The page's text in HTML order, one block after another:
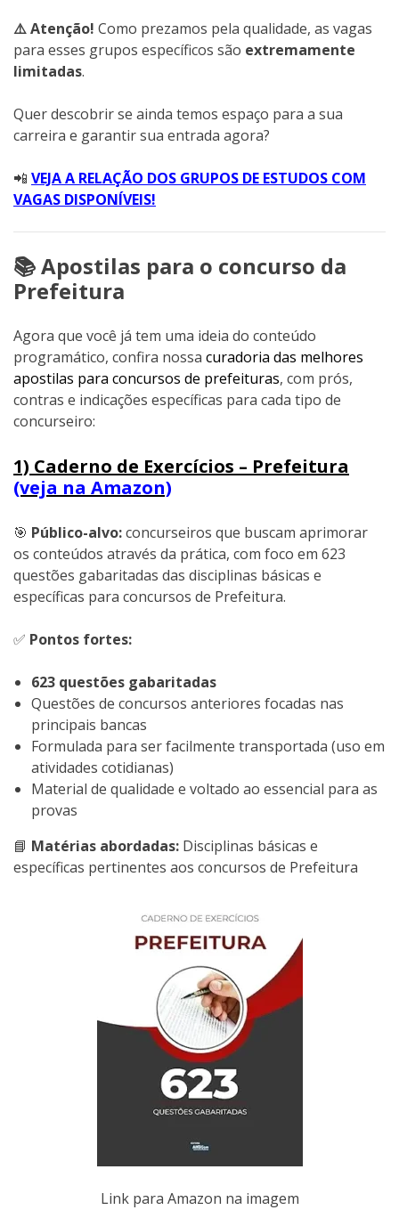
⚠️ Atenção! Como prezamos pela qualidade, as vagas
para esses grupos específicos são extremamente
limitadas.
Quer descobrir se ainda temos espaço para a sua
carreira e garantir sua entrada agora?
📲 VEJA A RELAÇÃO DOS GRUPOS DE ESTUDOS COM
VAGAS DISPONÍVEIS!
📚 Apostilas para o concurso da
Prefeitura
Agora que você já tem uma ideia do conteúdo
programático, confira nossa curadoria das melhores
apostilas para concursos de prefeituras, com prós,
contras e indicações específicas para cada tipo de
concurseiro:
1) Caderno de Exercícios – Prefeitura
(veja na Amazon)
🎯 Público-alvo:concurseiros que buscam aprimorar
os conteúdos através da prática, com foco em 623
questões gabaritadas das disciplinas básicas e
específicas para concursos de Prefeitura.
✅ Pontos fortes:
623 questões gabaritadas
Questões de concursos anteriores focadas nas
principais bancas
Formulada para ser facilmente transportada (uso em
atividades cotidianas)
Material de qualidade e voltado ao essencial para as
provas
📘 Matérias abordadas: Disciplinas básicas e
específicas pertinentes aos concursos de Prefeitura
Link para Amazon na imagem